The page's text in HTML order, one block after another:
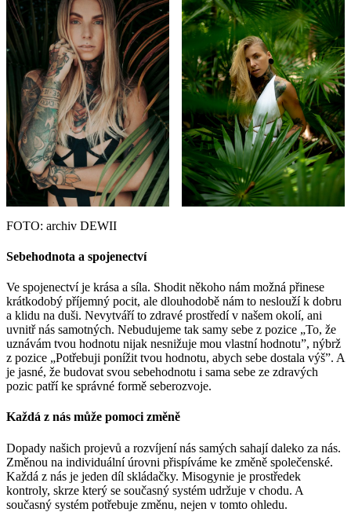
FOTO: archiv DEWII
Sebehodnota a spojenectví
Ve spojenectví je krása a síla. Shodit někoho nám možná přinese
krátkodobý příjemný pocit, ale dlouhodobě nám to neslouží k dobru
a klidu na duši. Nevytváří to zdravé prostředí v našem okolí, ani
uvnitř nás samotných. Nebudujeme tak samy sebe z pozice „To, že
uznávám tvou hodnotu nijak nesnižuje mou vlastní hodnotu”, nýbrž
z pozice „Potřebuji ponížit tvou hodnotu, abych sebe dostala výš”. A
je jasné, že budovat svou sebehodnotu i sama sebe ze zdravých
pozic patří ke správné formě seberozvoje.
Každá z nás může pomoci změně
Dopady našich projevů a rozvíjení nás samých sahají daleko za nás.
Změnou na individuální úrovni přispíváme ke změně společenské.
Každá z nás je jeden díl skládačky. Misogynie je prostředek
kontroly, skrze který se současný systém udržuje v chodu. A
současný systém potřebuje změnu, nejen v tomto ohledu.